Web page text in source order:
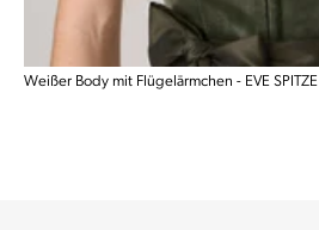
Weißer Body mit Flügelärmchen - EVE SPITZE